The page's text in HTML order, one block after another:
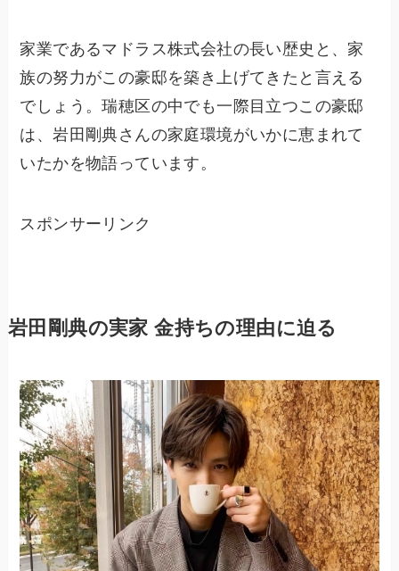
家業であるマドラス株式会社の長い歴史と、家
族の努力がこの豪邸を築き上げてきたと言える
でしょう。瑞穂区の中でも一際目立つこの豪邸
は、岩田剛典さんの家庭環境がいかに恵まれて
いたかを物語っています。
スポンサーリンク
岩田剛典の実家 金持ちの理由に迫る